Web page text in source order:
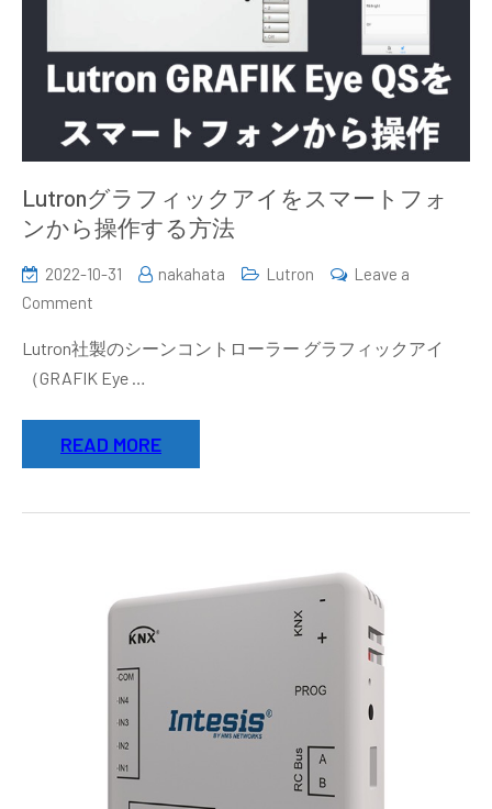
Lutronグラフィックアイをスマートフォ
ンから操作する方法
2022-10-31 nakahata Lutron
Leave a
Comment
グ
ラ
フ
ィ
ッ
ス
Lutron社製のシーンコントローラー グラフィックアイ
（GRAFIK Eye …
READ MORE